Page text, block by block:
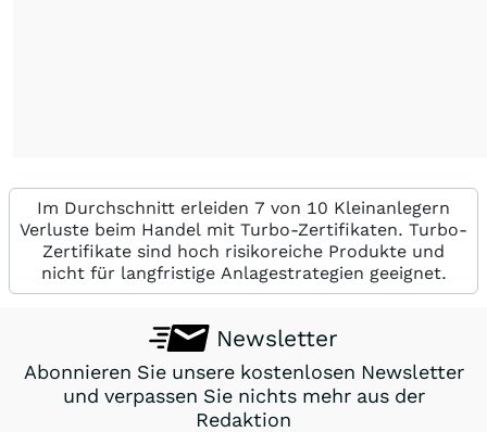
Im Durchschnitt erleiden 7 von 10 Kleinanlegern
Verluste beim Handel mit Turbo-Zertifikaten. Turbo-
Zertifikate sind hoch risikoreiche Produkte und
nicht für langfristige Anlagestrategien geeignet.
Newsletter
Abonnieren Sie unsere kostenlosen Newsletter
und verpassen Sie nichts mehr aus der
Redaktion